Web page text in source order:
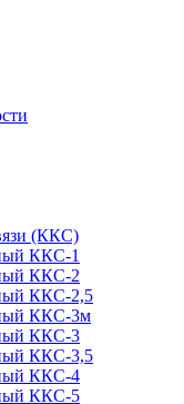
(ККС)
ККС-1
ККС-2
ККС-2,5
ККС-3м
ККС-3
ККС-3,5
ККС-4
ККС-5